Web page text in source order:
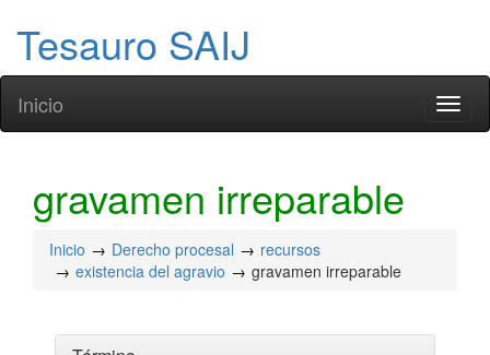
Tesauro SAIJ
Inicio
gravamen irreparable
Inicio Derecho procesal
recursos
existencia del agravio
gravamen irreparable